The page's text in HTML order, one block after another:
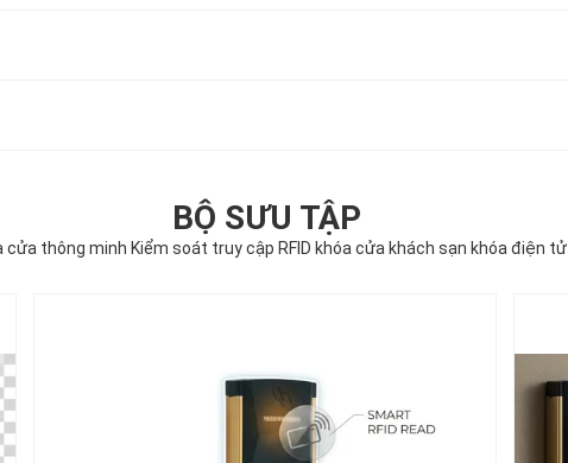
BỘ SƯU TẬP
cửa thông minh Kiểm soát truy cập RFID khóa cửa khách sạn khóa điện tử